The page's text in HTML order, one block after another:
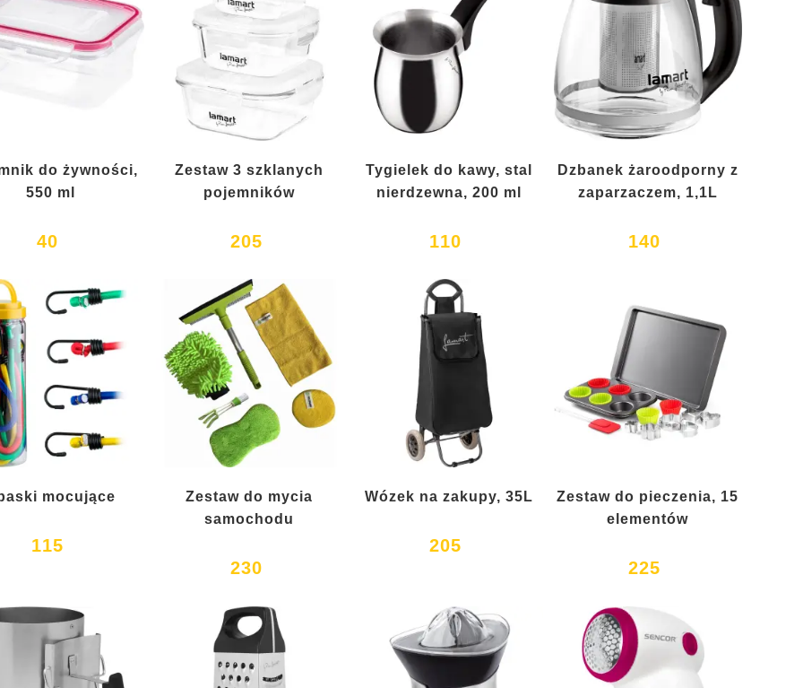
do żywności,
550 ml
40
Zestaw 3 szklanych
pojemników
205
Tygielek do kawy, stal
nierdzewna, 200 ml
110
Dzbanek żaroodporny z
zaparzaczem, 1,1L
140
mocujące
115
Zestaw do mycia
samochodu
230
Wózek na zakupy, 35L
205
Zestaw do pieczenia, 15
elementów
225